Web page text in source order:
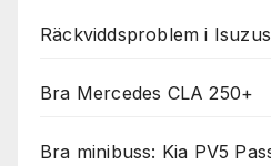
Räckviddsproblem i
Bra Mercedes CLA 250+
Bra minibuss: Kia PV5